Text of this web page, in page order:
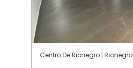
Centro De Rionegro | Rionegro